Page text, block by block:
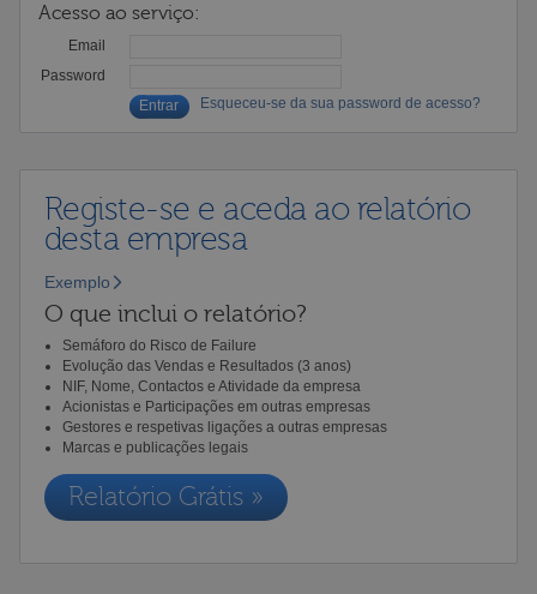
Acesso ao serviço:
Email
Password
Esqueceu-se da sua password de acesso?
Registe-se e aceda ao relatório
desta empresa
Exemplo
O que inclui o relatório?
Semáforo do Risco de Failure
Evolução das Vendas e Resultados (3 anos)
NIF, Nome, Contactos e Atividade da empresa
Acionistas e Participações em outras empresas
Gestores e respetivas ligações a outras empresas
Marcas e publicações legais
Relatório Grátis »